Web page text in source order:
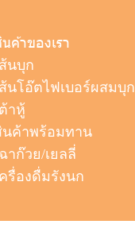
ค้าของเรา
นบุก
ส้นโอ๊ตไฟเบอร์ผสมบุก
าหู้
นค้าพร้อมทาน
าก๊วย/เยลลี่
รื่องดื่มรังนก